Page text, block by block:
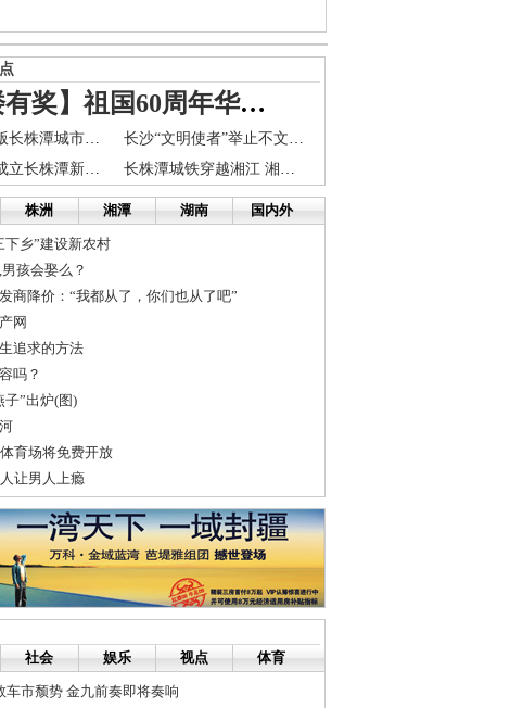
【抢楼有奖】祖国60周年华诞即将来临，想对祖国说什么来这留言！
今年将出版长株潭城市群地名地图册 衣食住行更方便
长沙“文明使者”举止不文明 3名当事工作人员被辞退
雷学军：成立长株潭新城区加速一体化建设
长株潭城铁穿越湘江 湘江过江隧道将增至5条
株洲 湘潭 湖南 国内外
下乡”建设新农村
孩会娶么？
商降价：“我都从了，你们也从了吧”
网
追求的方法
吗？
子”出炉(图)
育场将免费开放
让男人上瘾
社会 娱乐 视点 体育
车市颓势 金九前奏即将奏响